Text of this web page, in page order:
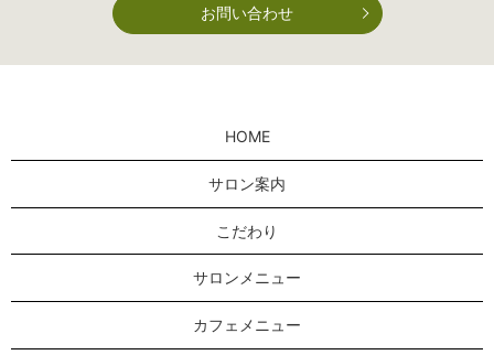
お問い合わせ
HOME
サロン案内
こだわり
サロンメニュー
カフェメニュー